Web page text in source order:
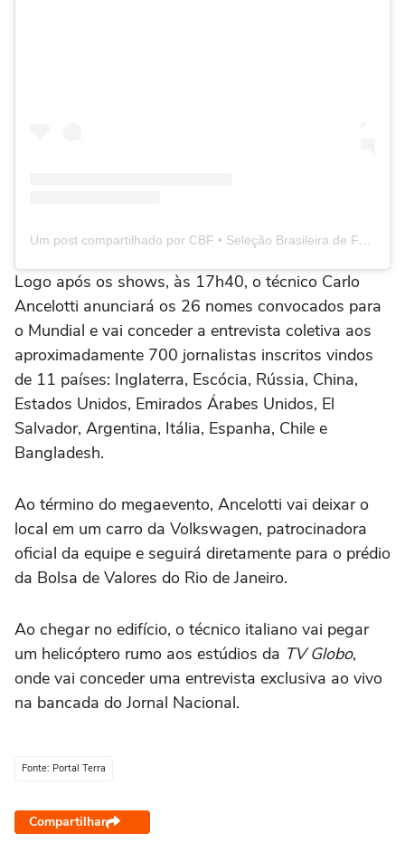
Um post compartilhado por CBF • Seleção Brasileira de Futebol (@brasil)
Logo após os shows, às 17h40, o técnico Carlo
Ancelotti anunciará os 26 nomes convocados para
o Mundial e vai conceder a entrevista coletiva aos
aproximadamente 700 jornalistas inscritos vindos
de 11 países: Inglaterra, Escócia, Rússia, China,
Estados Unidos, Emirados Árabes Unidos, El
Salvador, Argentina, Itália, Espanha, Chile e
Bangladesh.
Ao término do megaevento, Ancelotti vai deixar o
local em um carro da Volkswagen, patrocinadora
oficial da equipe e seguirá diretamente para o prédio
da Bolsa de Valores do Rio de Janeiro.
Ao chegar no edifício, o técnico italiano vai pegar
um helicóptero rumo aos estúdios da TV Globo,
onde vai conceder uma entrevista exclusiva ao vivo
na bancada do Jornal Nacional.
Fonte: Portal Terra
Compartilhar